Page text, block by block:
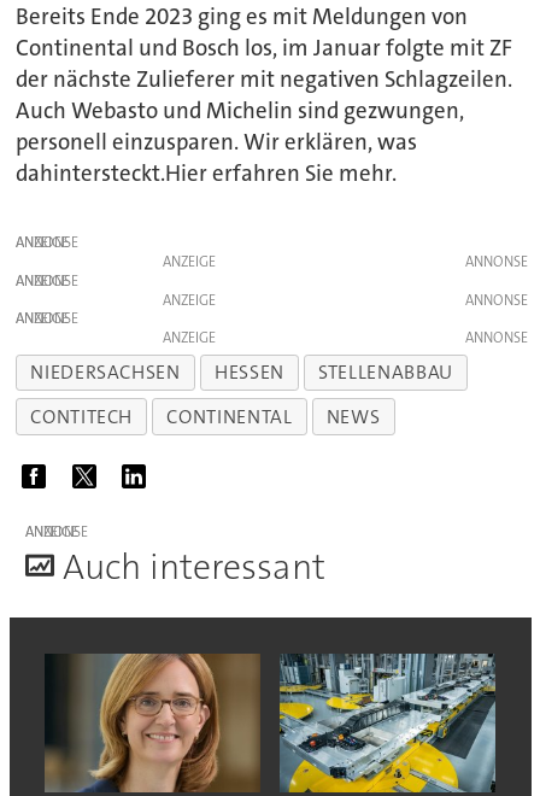
Bereits Ende 2023 ging es mit Meldungen von
Continental und Bosch los, im Januar folgte mit ZF
der nächste Zulieferer mit negativen Schlagzeilen.
Auch Webasto und Michelin sind gezwungen,
personell einzusparen. Wir erklären, was
dahintersteckt.Hier erfahren Sie mehr.
ANZEIGE
ANZEIGE
ANZEIGE
ANZEIGE
ANZEIGE
ANZEIGE
NIEDERSACHSEN HESSEN
STELLENABBAU
CONTITECH
CONTINENTAL NEWS
ANZEIGE
Auch interessant